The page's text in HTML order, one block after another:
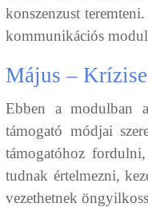
konszenzust
kommunikációs
Május –
Ebben a modulban
támogató módjai
támogatóhoz
tudnak értelmezni,
vezethetnek